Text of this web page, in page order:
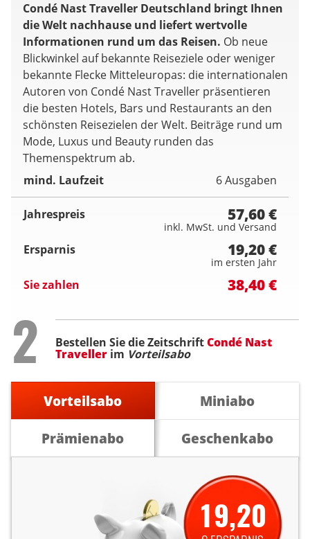
Condé Nast Traveller Deutschland bringt Ihnen
die Welt nachhause und liefert wertvolle
Informationen rund um das Reisen. Ob neue
Blickwinkel auf bekannte Reiseziele oder weniger
bekannte Flecke Mitteleuropas: die internationalen
Autoren von Condé Nast Traveller präsentieren
die besten Hotels, Bars und Restaurants an den
schönsten Reisezielen der Welt. Beiträge rund um
Mode, Luxus und Beauty runden das
Themenspektrum ab.
mind. Laufzeit
6 Ausgaben
Jahrespreis 57,60 €
inkl. MwSt. und Versand
Ersparnis 19,20 €
im ersten Jahr
Sie zahlen 38,40 €
Step
2 Bestellen Sie die ZeitschriftCondé Nast
Traveller im Vorteilsabo
Vorteilsabo
Miniabo
Prämienabo
Geschenkabo
19,20